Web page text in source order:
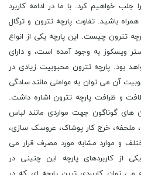
خواهیم کرد. با ما در ادامه کاربرد
باشید. تفاوت پارچه تترون و ترگال
تترون چیست. این پارچه یکی از انواع
ویسکوز به وجود آمده است، و دارای
بود. پارچه تترون محبوبیت زیادی در
آن می توان به عواملی مانند سادگی
و ظرافت پارچه تترون اشاره داشت.
های گوناگون جهت مواردی مانند لباس
ملحفه، خرج کار پوشاک، عروسک سازی،
و موارد مشابه مورد مصرف قرار می
از کاربردهای پارچه این چنینی در